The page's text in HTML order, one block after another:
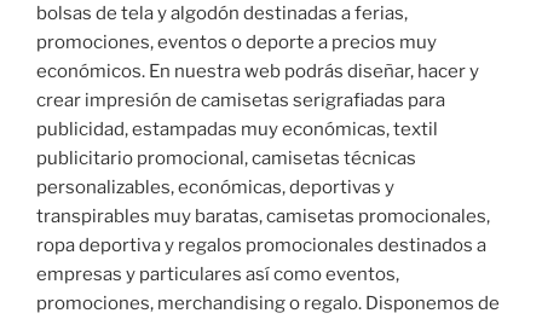
bolsas de tela y algodón destinadas a ferias,
promociones, eventos o deporte a precios muy
económicos. En nuestra web podrás diseñar, hacer y
crear impresión de camisetas serigrafiadas para
publicidad, estampadas muy económicas, textil
publicitario promocional, camisetas técnicas
personalizables, económicas, deportivas y
transpirables muy baratas, camisetas promocionales,
ropa deportiva y regalos promocionales destinados a
empresas y particulares así como eventos,
promociones, merchandising o regalo. Disponemos de